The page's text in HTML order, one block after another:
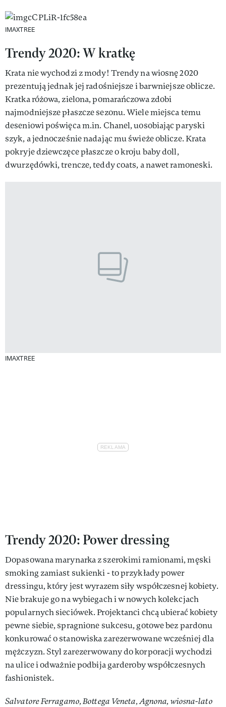
IMAXTREE
Trendy 2020: W kratkę
Krata nie wychodzi z mody! Trendy na wiosnę 2020
prezentują jednak jej radośniejsze i barwniejsze oblicze.
Kratka różowa, zielona, pomarańczowa zdobi
najmodniejsze płaszcze sezonu. Wiele miejsca temu
deseniowi poświęca m.in. Chanel, uosobiając paryski
szyk, a jednocześnie nadając mu świeże oblicze. Krata
pokryje dziewczęce płaszcze o kroju baby doll,
dwurzędówki, trencze, teddy coats, a nawet ramoneski.
IMAXTREE
Trendy 2020: Power dressing
Dopasowana marynarka z szerokimi ramionami, męski
smoking zamiast sukienki - to przykłady power
dressingu, który jest wyrazem siły współczesnej kobiety.
Nie brakuje go na wybiegach i w nowych kolekcjach
popularnych sieciówek. Projektanci chcą ubierać kobiety
pewne siebie, spragnione sukcesu, gotowe bez pardonu
konkurować o stanowiska zarezerwowane wcześniej dla
mężczyzn. Styl zarezerwowany do korporacji wychodzi
na ulice i odważnie podbija garderoby współczesnych
fashionistek.
Salvatore Ferragamo, Bottega Veneta, Agnona, wiosna-lato